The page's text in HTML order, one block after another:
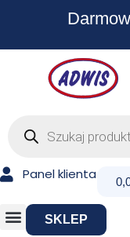
Panel klienta
SKLEP